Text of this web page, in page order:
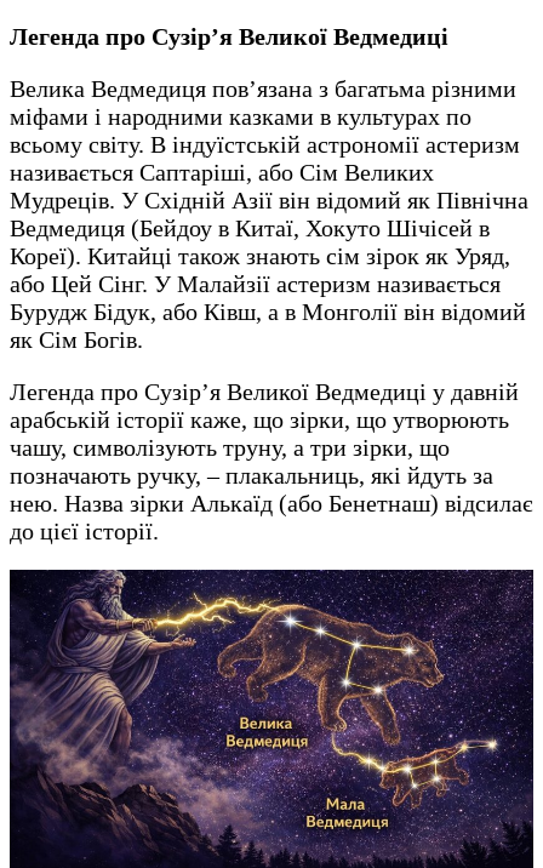
Легенда про Сузір’я Великої Ведмедиці
Велика Ведмедиця пов’язана з багатьма різними
міфами і народними казками в культурах по
всьому світу. В індуїстській астрономії астеризм
називається Саптаріші, або Сім Великих
Мудреців. У Східній Азії він відомий як Північна
Ведмедиця (Бейдоу в Китаї, Хокуто Шічісей в
Кореї). Китайці також знають сім зірок як Уряд,
або Цей Сінг. У Малайзії астеризм називається
Бурудж Бідук, або Ківш, а в Монголії він відомий
як Сім Богів.
Легенда про Сузір’я Великої Ведмедиці у давній
арабській історії каже, що зірки, що утворюють
чашу, символізують труну, а три зірки, що
позначають ручку, – плакальниць, які йдуть за
нею. Назва зірки Алькаїд (або Бенетнаш) відсилає
до цієї історії.